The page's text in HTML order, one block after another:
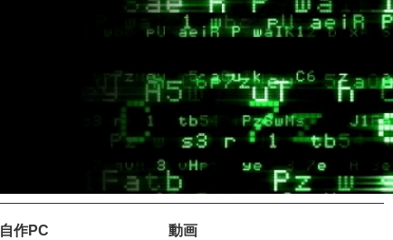
自作PC 動画